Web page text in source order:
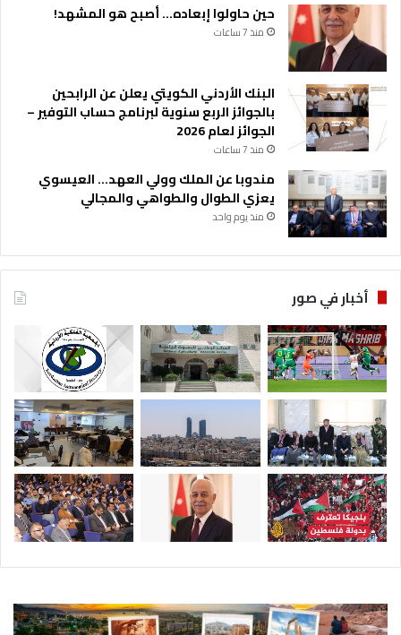
حين حاولوا إبعاده… أصبح هو المشهد!
منذ 7 ساعات
البنك الأردني الكويتي يعلن عن الرابحين
بالجوائز الربع سنوية لبرنامج حساب التوفير –
الجوائز لعام 2026
منذ 7 ساعات
مندوبا عن الملك وولي العهد… العيسوي
يعزي الطوال والطواهي والمجالي
منذ يوم واحد
أخبار في صور